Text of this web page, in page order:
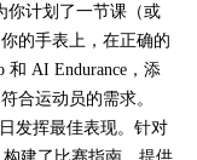
你计划了一节课（或
的手表上，在正确的
和 AI Endurance，添
合运动员的需求。
发挥最佳表现。针对